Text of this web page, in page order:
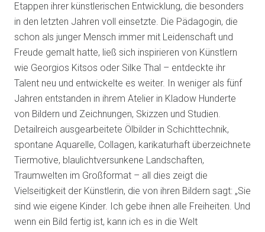
Etappen ihrer künstlerischen Entwicklung, die besonders
in den letzten Jahren voll einsetzte. Die Pädagogin, die
schon als junger Mensch immer mit Leidenschaft und
Freude gemalt hatte, ließ sich inspirieren von Künstlern
wie Georgios Kitsos oder Silke Thal – entdeckte ihr
Talent neu und entwickelte es weiter. In weniger als fünf
Jahren entstanden in ihrem Atelier in Kladow Hunderte
von Bildern und Zeichnungen, Skizzen und Studien.
Detailreich ausgearbeitete Ölbilder in Schichttechnik,
spontane Aquarelle, Collagen, karikaturhaft überzeichnete
Tiermotive, blaulichtversunkene Landschaften,
Traumwelten im Großformat – all dies zeigt die
Vielseitigkeit der Künstlerin, die von ihren Bildern sagt: „Sie
sind wie eigene Kinder. Ich gebe ihnen alle Freiheiten. Und
wenn ein Bild fertig ist, kann ich es in die Welt